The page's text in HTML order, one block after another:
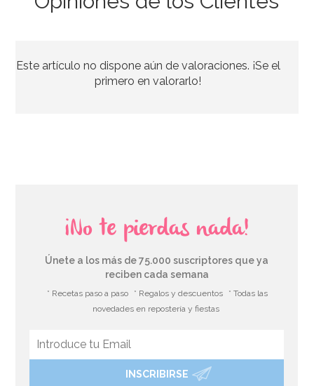
11,95€
Mini Cápsulas para Cupcakes Rosa palo 60 ud
Este artículo no dispone aún de valoraciones. ¡Se el
primero en valorarlo!
¡No te pierdas nada!
Únete a los más de 75.000 suscriptores que ya
reciben cada semana
* Recetas paso a paso * Regalos y descuentos
* Todas las
novedades en repostería y fiestas
INSCRIBIRSE